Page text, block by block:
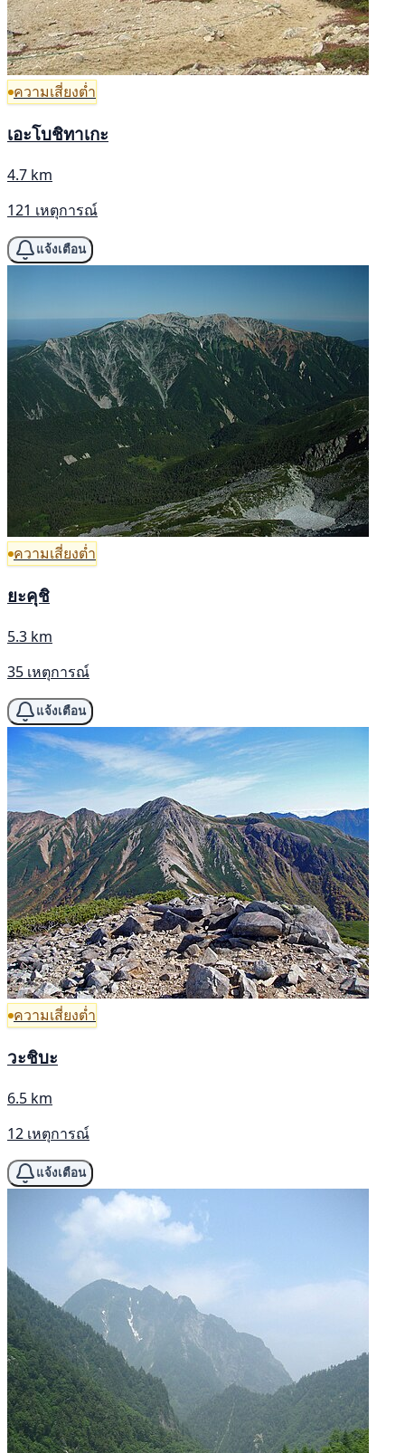
ความเสี่ยงต่ำ
เอะโบชิทาเกะ
4.7 km
121 เหตุการณ์
แจ้งเตือน
ความเสี่ยงต่ำ
ยะคุชิ
5.3 km
35 เหตุการณ์
แจ้งเตือน
ความเสี่ยงต่ำ
วะชิบะ
6.5 km
12 เหตุการณ์
แจ้งเตือน